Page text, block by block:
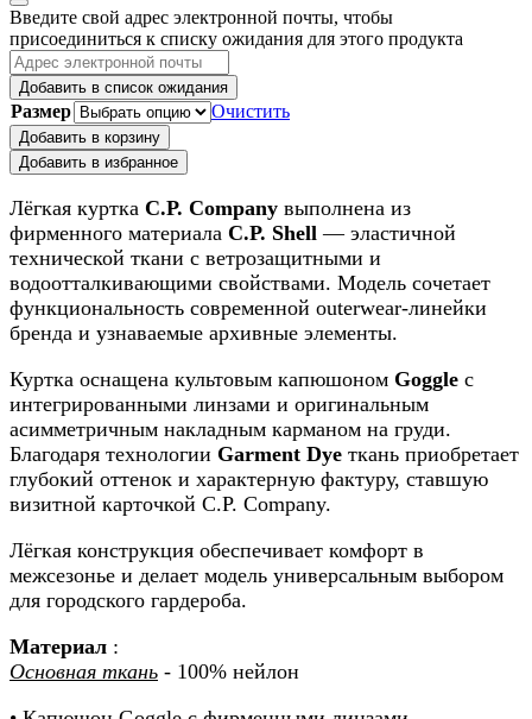
Закрыть
уведомление
Введите свой адрес электронной почты, чтобы
присоединиться к списку ожидания для этого продукта
Добавить в список ожидания
Размер Очистить
Добавить в корзину
Добавить в избранное
Лёгкая куртка C.P. Company выполнена из
фирменного материала C.P. Shell — эластичной
технической ткани с ветрозащитными и
водоотталкивающими свойствами. Модель сочетает
функциональность современной outerwear-линейки
бренда и узнаваемые архивные элементы.
Куртка оснащена культовым капюшоном Goggle с
интегрированными линзами и оригинальным
асимметричным накладным карманом на груди.
Благодаря технологии Garment Dye ткань приобретает
глубокий оттенок и характерную фактуру, ставшую
визитной карточкой C.P. Company.
Лёгкая конструкция обеспечивает комфорт в
межсезонье и делает модель универсальным выбором
для городского гардероба.
Материал :
Основная ткань - 100% нейлон